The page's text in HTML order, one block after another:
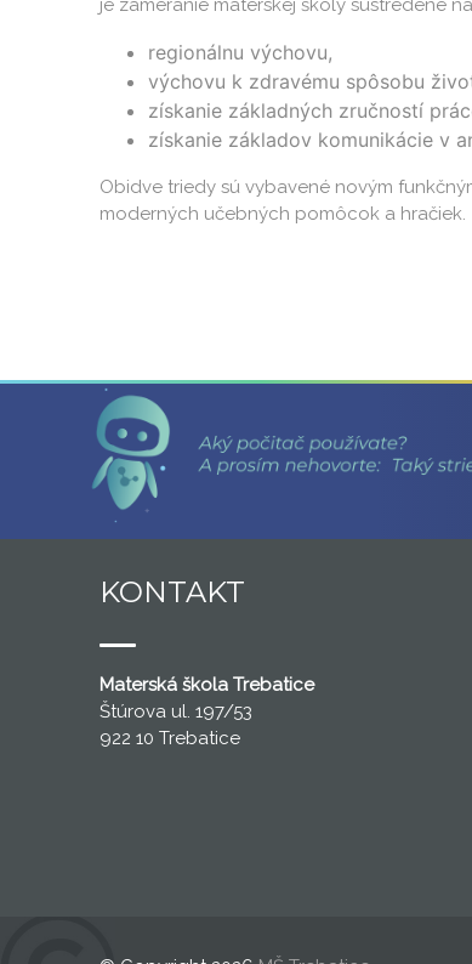
je zameranie materskej školy sústredené
regionálnu výchovu,
výchovu k zdravému spôsobu
získanie základných zručností
získanie základov komunikácie v
Obidve triedy sú vybavené novým
moderných učebných pomôcok a hračiek.
KONTAKT
Materská škola Trebatice
Štúrova ul. 197/53
922 10 Trebatice